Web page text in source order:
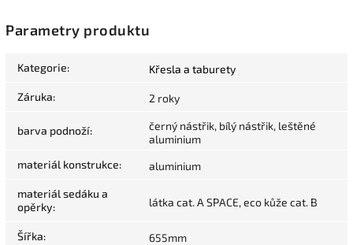
Parametry produktu
Kategorie: Křesla a taburety
Záruka: 2 roky
barva podnoží:
černý nástřik, bílý nástřik, leštěné
aluminium
materiál konstrukce: aluminium
materiál sedáku a
opěrky: látka cat. A SPACE, eco kůže cat. B
Šířka: 655mm